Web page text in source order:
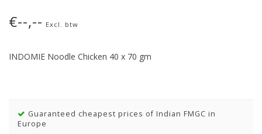
€--,-- Excl. btw
INDOMIE Noodle Chicken 40 x 70 gm
Guaranteed cheapest prices of Indian FMGC in
Europe